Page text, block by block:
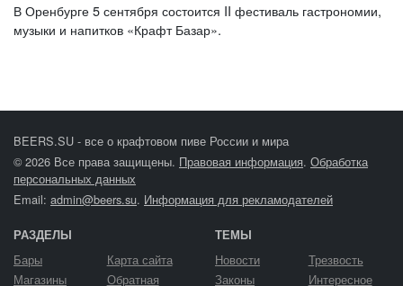
В Оренбурге 5 сентября состоится II фестиваль гастрономии,
музыки и напитков «Крафт Базар».
BEERS.SU - все о крафтовом пиве России и мира
© 2026 Все права защищены. Правовая информация. Обработка
персональных данных
Email: admin@beers.su. Информация для рекламодателей
РАЗДЕЛЫ
Бары
Магазины
Карта сайта
Обратная
ТЕМЫ
Новости
Законы
Трезвость
Интересное